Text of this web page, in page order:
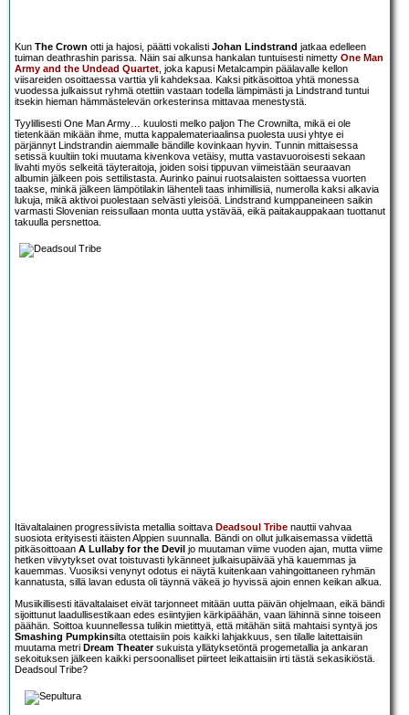
Kun The Crown otti ja hajosi, päätti vokalisti Johan Lindstrand jatkaa edelleen
tuiman deathrashin parissa. Näin sai alkunsa hankalan tuntuisesti nimetty One Man
Army and the Undead Quartet, joka kapusi Metalcampin päälavalle kellon
viisareiden osoittaessa varttia yli kahdeksaa. Kaksi pitkäsoittoa yhtä monessa
vuodessa julkaissut ryhmä otettiin vastaan todella lämpimästi ja Lindstrand tuntui
itsekin hieman hämmästelevän orkesterinsa mittavaa menestystä.
Tyylillisesti One Man Army… kuulosti melko paljon The Crownilta, mikä ei ole
tietenkään mikään ihme, mutta kappalemateriaalinsa puolesta uusi yhtye ei
pärjännyt Lindstrandin aiemmalle bändille kovinkaan hyvin. Tunnin mittaisessa
setissä kuultiin toki muutama kivenkova vetäisy, mutta vastavuoroisesti sekaan
livahti myös selkeitä täyteraitoja, joiden soisi tippuvan viimeistään seuraavan
albumin jälkeen pois settilistasta. Aurinko painui ruotsalaisten soittaessa vuorten
taakse, minkä jälkeen lämpötilakin lähenteli taas inhimillisiä, numerolla kaksi alkavia
lukuja, mikä aktivoi puolestaan selvästi yleisöä. Lindstrand kumppaneineen saikin
varmasti Slovenian reissullaan monta uutta ystävää, eikä paitakauppakaan tuottanut
takuulla persnettoa.
Itävaltalainen progressiivista metallia soittava Deadsoul Tribe nauttii vahvaa
suosiota erityisesti itäisten Alppien suunnalla. Bändi on ollut julkaisemassa viidettä
pitkäsoittoaan A Lullaby for the Devil jo muutaman viime vuoden ajan, mutta viime
hetken viivytykset ovat toistuvasti lykänneet julkaisupäivää yhä kauemmas ja
kauemmas. Vuosiksi venynyt odotus ei näytä kuitenkaan vahingoittaneen ryhmän
kannatusta, sillä lavan edusta oli täynnä väkeä jo hyvissä ajoin ennen keikan alkua.
Musiikillisesti itävaltalaiset eivät tarjonneet mitään uutta päivän ohjelmaan, eikä bändi
sijoittunut laadullisestikaan edes esiintyjien kärkipäähän, vaan lähinnä sinne toiseen
päähän. Soittoa kuunnellessa tulikin mietittyä, että mitähän siitä mahtaisi syntyä jos
Smashing Pumpkinsilta otettaisiin pois kaikki lahjakkuus, sen tilalle laitettaisiin
muutama metri Dream Theatersukuista yllätyksetöntä progemetallia ja ankaran
sekoituksen jälkeen kaikki persoonalliset piirteet leikattaisiin irti tästä sekasikiöstä.
Deadsoul Tribe?